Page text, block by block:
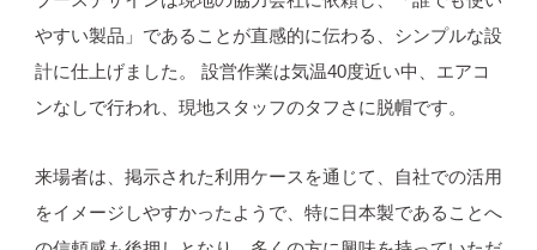
やすい製品」であることが直感的に伝わる、シンプルな設
計に仕上げました。 設営作業は気温40度近い中、エアコ
ンなしで行われ、現地スタッフのタフさに脱帽です。
来場者は、掲示された利用ケースを通じて、自社での活用
をイメージしやすかったようで、特に日本製であることへ